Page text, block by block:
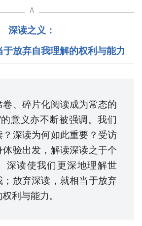
A
深读之义：
放弃自我理解的权利与能力
、碎片化阅读成为常态的
的意义亦不断被强调。我们
深读为何如此重要？受访
验出发，解读深读之于个
深读使我们更深地理解世
放弃深读，就相当于放弃
利与能力。